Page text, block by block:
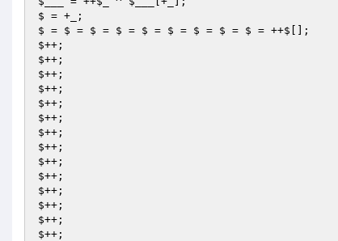
$ = +_;
$ = $ = $ = $ = $ = $ = $ = $ = $ = ++$[];
$++;
$++;
$++;
$++;
$++;
$++;
$++;
$++;
$++;
$++;
$++;
$++;
$++;
$++;